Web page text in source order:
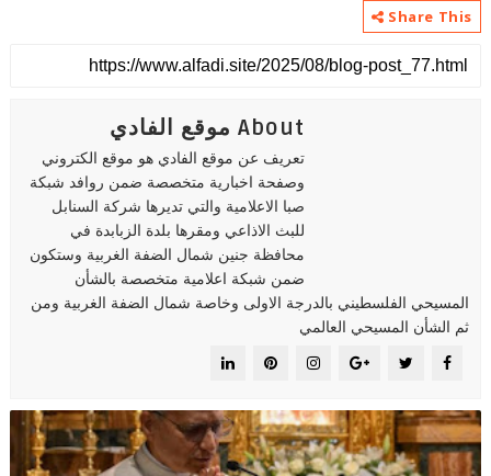
Share This
About موقع الفادي
تعريف عن موقع الفادي هو موقع الكتروني
وصفحة اخبارية متخصصة ضمن روافد شبكة
صبا الاعلامية والتي تديرها شركة السنابل
للبث الاذاعي ومقرها بلدة الزبابدة في
محافظة جنين شمال الضفة الغربية وستكون
ضمن شبكة اعلامية متخصصة بالشأن
المسيحي الفلسطيني بالدرجة الاولى وخاصة شمال الضفة الغربية ومن
ثم الشأن المسيحي العالمي